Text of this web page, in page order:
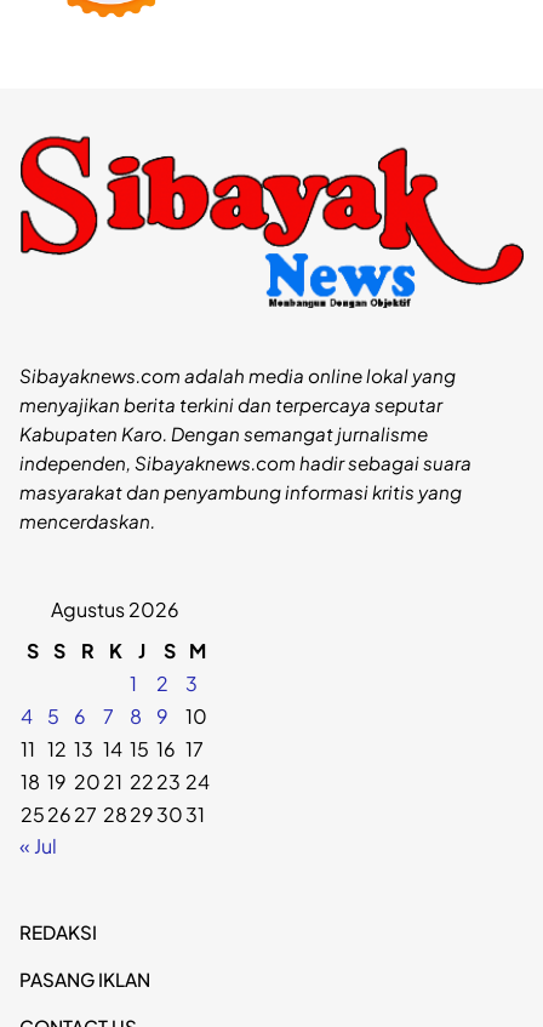
Sibayaknews.com adalah media online lokal yang
menyajikan berita terkini dan terpercaya seputar
Kabupaten Karo. Dengan semangat jurnalisme
independen, Sibayaknews.com hadir sebagai suara
masyarakat dan penyambung informasi kritis yang
mencerdaskan.
Agustus 2026
S S R K J S M
1
2
3
4
5 6 7 8 9
10
11 12 13 14 15 16 17
18 19 2021 2223 24
252627 28293031
« Jul
REDAKSI
PASANG IKLAN